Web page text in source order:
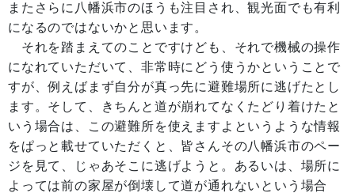
またさらに八幡浜市のほうも注目され、観光面でも有利
になるのではないかと思います。
それを踏まえてのことですけども、それで機械の操作
になれていただいて、非常時にどう使うかということで
すが、例えばまず自分が真っ先に避難場所に逃げたとし
ます。そして、きちんと道が崩れてなくたどり着けたと
いう場合は、この避難所を使えますよというような情報
をぱっと載せていただくと、皆さんその八幡浜市のペー
ジを見て、じゃあそこに逃げようと。あるいは、場所に
よっては前の家屋が倒壊して道が通れないという場合